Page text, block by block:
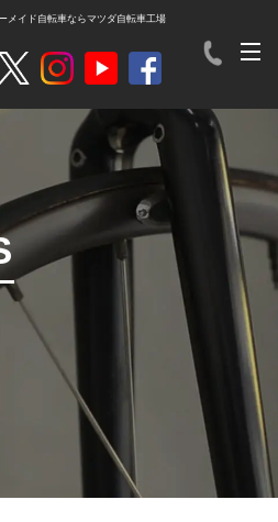
メイド自転車ならマツダ自転車工場